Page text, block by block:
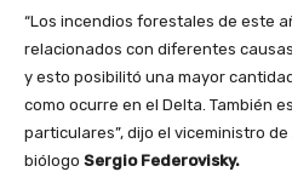
“Los incendios forestales de este
relacionados con diferentes
y esto posibilitó una mayor
como ocurre en el Delta. También
particulares”, dijo el viceministro
biólogo Sergio Federovisky.